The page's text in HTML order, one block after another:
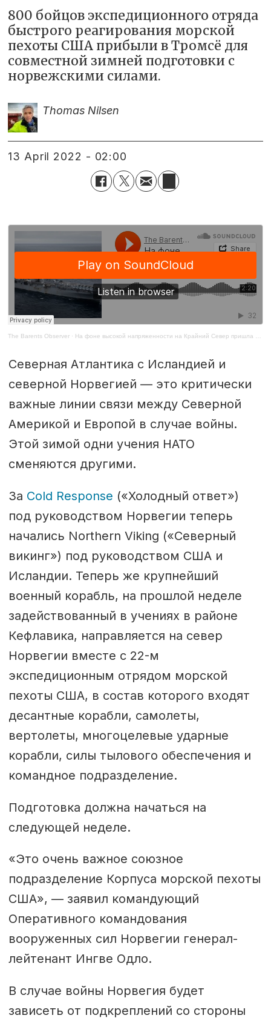
800 бойцов экспедиционного отряда
быстрого реагирования морской
пехоты США прибыли в Тромсё для
совместной зимней подготовки с
норвежскими силами.
Thomas Nilsen
13 April 2022 - 02:00
The Barents Observer · На фоне высокой напряженности на Крайний Север пришла американская десантная боевая группа
Северная Атлантика с Исландией и
северной Норвегией — это критически
важные линии связи между Северной
Америкой и Европой в случае войны.
Этой зимой одни учения НАТО
сменяются другими.
За Cold Response («Холодный ответ»)
под руководством Норвегии теперь
начались Northern Viking («Северный
викинг») под руководством США и
Исландии. Теперь же крупнейший
военный корабль, на прошлой неделе
задействованный в учениях в районе
Кефлавика, направляется на север
Норвегии вместе с 22-м
экспедиционным отрядом морской
пехоты США, в состав которого входят
десантные корабли, самолеты,
вертолеты, многоцелевые ударные
корабли, силы тылового обеспечения и
командное подразделение.
Подготовка должна начаться на
следующей неделе.
«Это очень важное союзное
подразделение Корпуса морской пехоты
США», — заявил командующий
Оперативного командования
вооруженных сил Норвегии генерал-
лейтенант Ингве Одло.
В случае войны Норвегия будет
зависеть от подкреплений со стороны